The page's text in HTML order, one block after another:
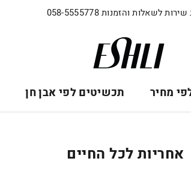
לשאלות והזמנות 058-5555778
מחיר תכשיטים לפי אבן חן
אחריות לכל החיים